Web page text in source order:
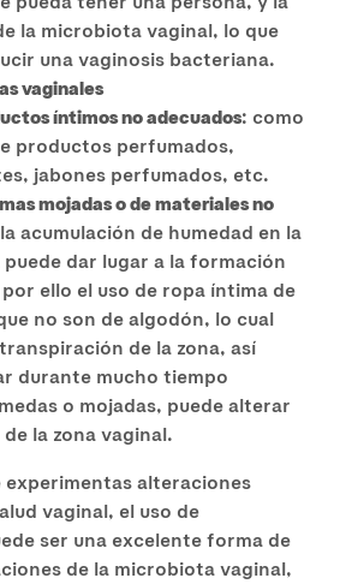
la microbiota vaginal, lo que
una vaginosis bacteriana.
vaginales
íntimos no adecuados: como
productos perfumados,
jabones perfumados, etc.
mojadas o de materiales no
acumulación de humedad en la
puede dar lugar a la formación
ello el uso de ropa íntima de
no son de algodón, lo cual
de la zona, así
durante mucho tiempo
o mojadas, puede alterar
la zona vaginal.
experimentas alteraciones
vaginal, el uso de
ser una excelente forma de
de la microbiota vaginal,